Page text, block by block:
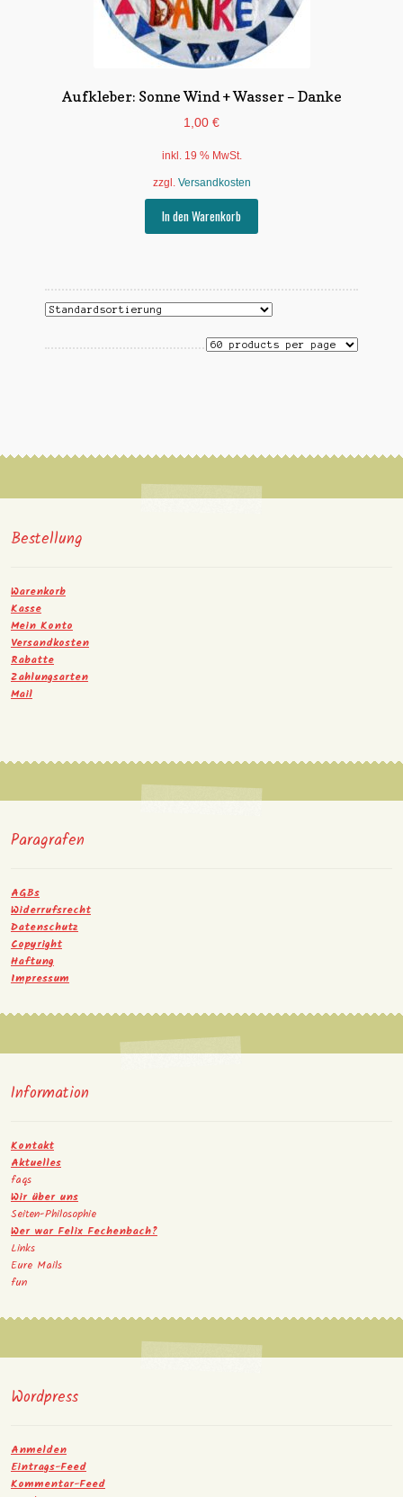
Aufkleber: Sonne Wind + Wasser – Danke
1,00 €
inkl. 19 % MwSt.
zzgl. Versandkosten
In den Warenkorb
Bestellung
Warenkorb
Kasse
Mein Konto
Versandkosten
Rabatte
Zahlungsarten
Mail
Paragrafen
AGBs
Widerrufsrecht
Datenschutz
Copyright
Haftung
Impressum
Information
Kontakt
Aktuelles
faqs
Wir über uns
Seiten-Philosophie
Wer war Felix Fechenbach?
Links
Eure Mails
fun
Wordpress
Anmelden
Eintrags-Feed
Kommentar-Feed